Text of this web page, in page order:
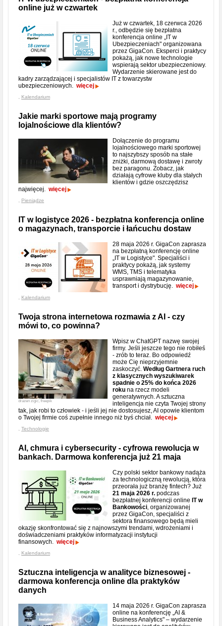
online już w czwartek
Już w czwartek, 18 czerwca 2026
r., odbędzie się bezpłatna
konferencja online „IT w
Ubezpieczeniach" organizowana
przez GigaCon. Eksperci i praktycy
pokażą, jak nowe technologie
wspierają sektor ubezpieczeniowy.
Wydarzenie skierowane jest do
kadry zarządzającej i specjalistów IT z towarzystw
ubezpieczeniowych. więcej
Kalendarium
Jakie marki sportowe mają programy
lojalnościowe dla klientów?
Dołączenie do programu
lojalnościowego marki sportowej
to najszybszy sposób na stałe
zniżki, darmową dostawę i zwroty
bez paragonu. Zobacz, jak
działają cyfrowe kluby dla stałych
klientów i gdzie oszczędzisz
najwięcej. więcej
Pieniądze
IT w logistyce 2026 - bezpłatna konferencja online
o magazynach, transporcie i łańcuchu dostaw
28 maja 2026 r. GigaCon zaprasza
na bezpłatną konferencję online
„IT w Logistyce". Specjaliści i
praktycy pokażą, jak systemy
WMS, TMS i telematyka
usprawniają magazynowanie,
transport i dystrybucję. więcej
Kalendarium
Twoja strona internetowa rozmawia z AI - czy
mówi to, co powinna?
drazen zigic, freepik
Wpisz w ChatGPT nazwę swojej
firmy. Jeśli jeszcze tego nie robiłeś
- zrób to teraz. Bo odpowiedź
może Cię nieprzyjemnie
zaskoczyć. Według Gartnera ruch
z klasycznych wyszukiwarek
spadnie o 25% do końca 2026
roku na rzecz modeli
generatywnych. A sztuczna
inteligencja nie czyta Twojej strony
tak, jak robi to człowiek - i jeśli jej nie dostosujesz, AI opowie klientom
o Twojej firmie coś zupełnie innego niż byś chciał. więcej
Technologie
AI, chmura i cybersecurity - cyfrowa rewolucja w
bankach. Darmowa konferencja już 21 maja
Czy polski sektor bankowy nadąża
za technologiczną rewolucją, która
przeorała już branżę fintech? Już
21 maja 2026 r. podczas
bezpłatnej konferencji online IT w
Bankowości, organizowanej
przez GigaCon, specjaliści z
sektora finansowego będą mieli
okazję skonfrontować się z najnowszymi trendami, wdrożeniami i
doświadczeniami praktyków informatyzacji instytucji
finansowych. więcej
Kalendarium
Sztuczna inteligencja w analityce biznesowej -
darmowa konferencja online dla praktyków
danych
14 maja 2026 r. GigaCon zaprasza
online na konferencję „AI &
Business Analytics" – wydarzenie